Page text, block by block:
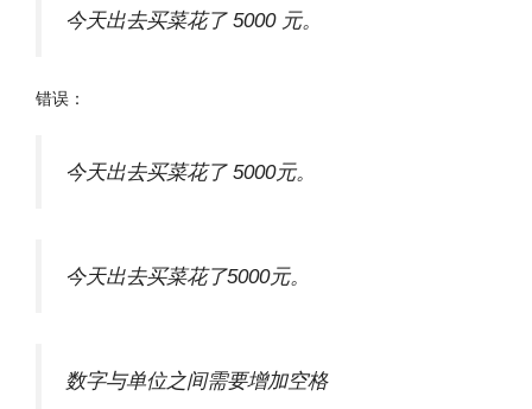
今天出去买菜花了 5000 元。
错误：
今天出去买菜花了 5000元。
今天出去买菜花了5000元。
数字与单位之间需要增加空格